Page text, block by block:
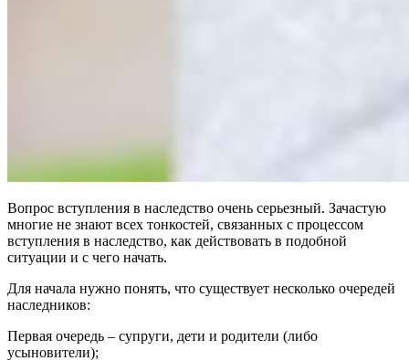
Вопрос вступления в наследство очень серьезный. Зачастую
многие не знают всех тонкостей, связанных с процессом
вступления в наследство, как действовать в подобной
ситуации и с чего начать.
Для начала нужно понять, что существует несколько очередей
наследников:
Первая очередь – супруги, дети и родители (либо
усыновители);